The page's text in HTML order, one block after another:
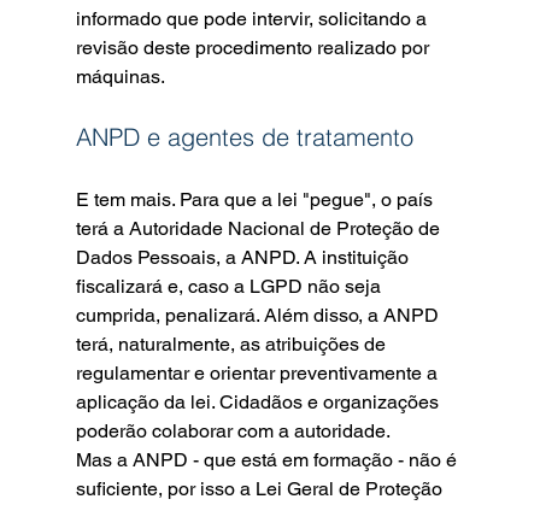
informado que pode intervir, solicitando a
revisão deste procedimento realizado por
máquinas.
ANPD e agentes de tratamento
E tem mais. Para que a lei "pegue", o país
terá a Autoridade Nacional de Proteção de
Dados Pessoais, a ANPD. A instituição
fiscalizará e, caso a LGPD não seja
cumprida, penalizará. Além disso, a ANPD
terá, naturalmente, as atribuições de
regulamentar e orientar preventivamente a
aplicação da lei. Cidadãos e organizações
poderão colaborar com a autoridade.
Mas a ANPD - que está em formação - não é
suficiente, por isso a Lei Geral de Proteção